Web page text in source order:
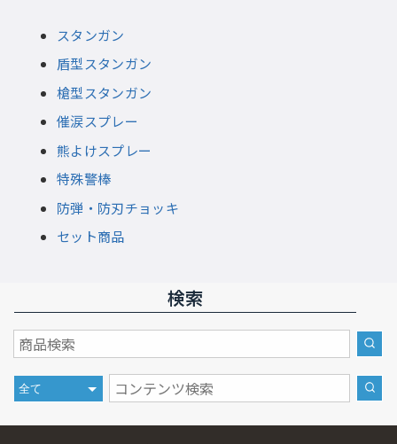
スタンガン
盾型スタンガン
槍型スタンガン
催涙スプレー
熊よけスプレー
特殊警棒
防弾・防刃チョッキ
セット商品
検索